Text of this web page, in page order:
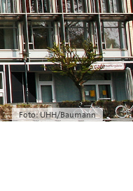
Foto: UHH/Baumann